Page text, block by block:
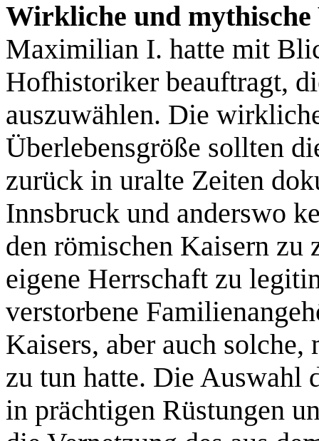
Wirkliche und
Maximilian I. hatte mit
Hofhistoriker beauftragt,
auszuwählen. Die
Überlebensgröße sollten
zurück in uralte Zeiten
Innsbruck und anderswo
den römischen Kaisern zu
eigene Herrschaft zu
verstorbene
Kaisers, aber auch
zu tun hatte. Die Auswahl
in prächtigen Rüstungen